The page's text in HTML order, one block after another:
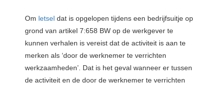
Om letsel dat is opgelopen tijdens een bedrijfsuitje op
grond van artikel 7:658 BW op de werkgever te
kunnen verhalen is vereist dat de activiteit is aan te
merken als ‘door de werknemer te verrichten
werkzaamheden’. Dat is het geval wanneer er tussen
de activiteit en de door de werknemer te verrichten